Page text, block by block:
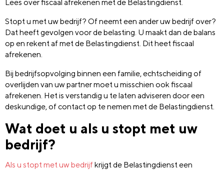
Lees over fiscaal afrekenen met de Belastingdienst.
Stopt u met uw bedrijf? Of neemt een ander uw bedrijf over?
Dat heeft gevolgen voor de belasting. U maakt dan de balans
op en rekent af met de Belastingdienst. Dit heet fiscaal
afrekenen.
Bij bedrijfsopvolging binnen een familie, echtscheiding of
overlijden van uw partner moet u misschien ook fiscaal
afrekenen. Het is verstandig u te laten adviseren door een
deskundige, of contact op te nemen met de Belastingdienst.
Wat doet u als u stopt met uw
bedrijf?
Als u stopt met uw bedrijfkrijgt de Belastingdienst een